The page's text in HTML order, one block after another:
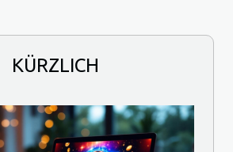
KÜRZLICH